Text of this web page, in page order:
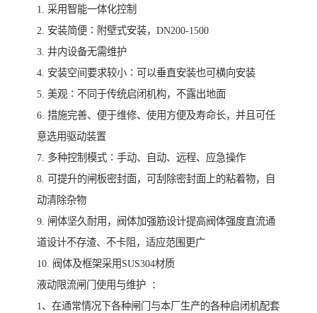
1. 采用智能一体化控制
2. 安装简便∶附壁式安装，DN200-1500
3. 井内设备无需维护
4. 安装空间要求较小∶可以垂直安装也可横向安装
5. 美观∶不同于传统启闭机构，不露出地面
6. 措施完善、便于维修、使用方便及寿命长，并且可任
意选用驱动装置
7. 多种控制模式∶手动、自动、远程、应急操作
8. 可提升的闸板密封面，可刮除密封面上的粘着物，自
动清除杂物
9. 闸体坚久耐用，阀体加强筋设计提高阀体强度直流通
道设计不存渣、不卡阻，适应范围更广
10. 阀体及框架采用SUS304材质
液动限流闸门使用与维护 ：
1、在通常情况下各种闸门与本厂生产的各种启闭机配套